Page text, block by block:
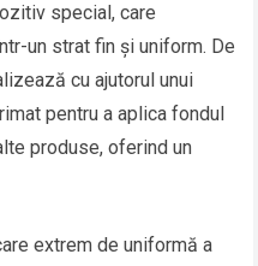
special, care
un strat fin și uniform. De
cu ajutorul unui
pentru a aplica fondul
produse, oferind un
extrem de uniformă a